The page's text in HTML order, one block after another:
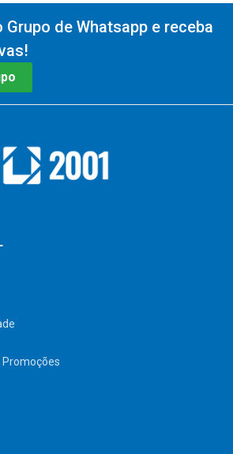
Grupo de Whatsapp e receba
Promoções